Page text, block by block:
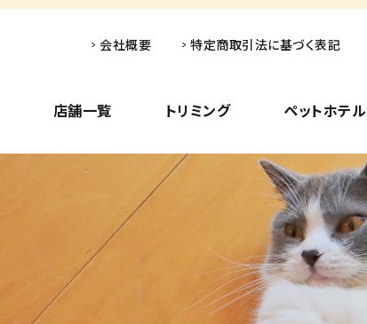
店舗一覧 トリミング ペットホテル
会社概要 特定商取引法に基づく表記